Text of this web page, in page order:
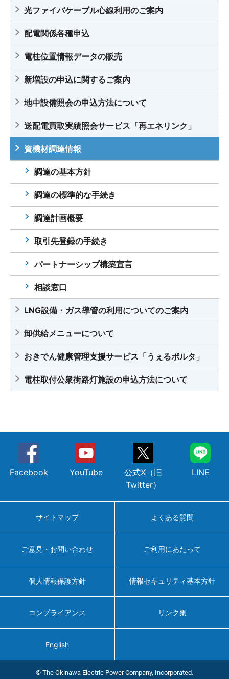
光ファイバケーブル心線利用のご案内
配電関係各種申込
電柱位置情報データの販売
新増設の申込に関するご案内
地中設備照会の申込方法について
送配電買取実績照会サービス「再エネリンク」
資機材調達情報
調達の基本方針
調達の標準的な手続き
調達計画概要
取引先登録の手続き
パートナーシップ構築宣言
相談窓口
LNG設備・ガス導管の利用についてのご案内
卸供給メニューについて
おきでん健康管理支援サービス「うぇるポルタ」
電柱取付公衆街路灯施設の申込方法について
Facebook YouTube
公式X（旧
Twitter）
LINE
サイトマップ よくある質問
ご意見・お問い合わせ ご利用にあたって
個人情報保護方針 情報セキュリティ基本方針
コンプライアンス リンク集
English
© The Okinawa Electric Power Company, Incorporated.